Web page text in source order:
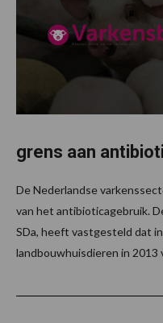
grens aan
De Nederlandse
van het antibioticagebruik.
SDa, heeft vastgesteld dat
landbouwhuisdieren in 2013